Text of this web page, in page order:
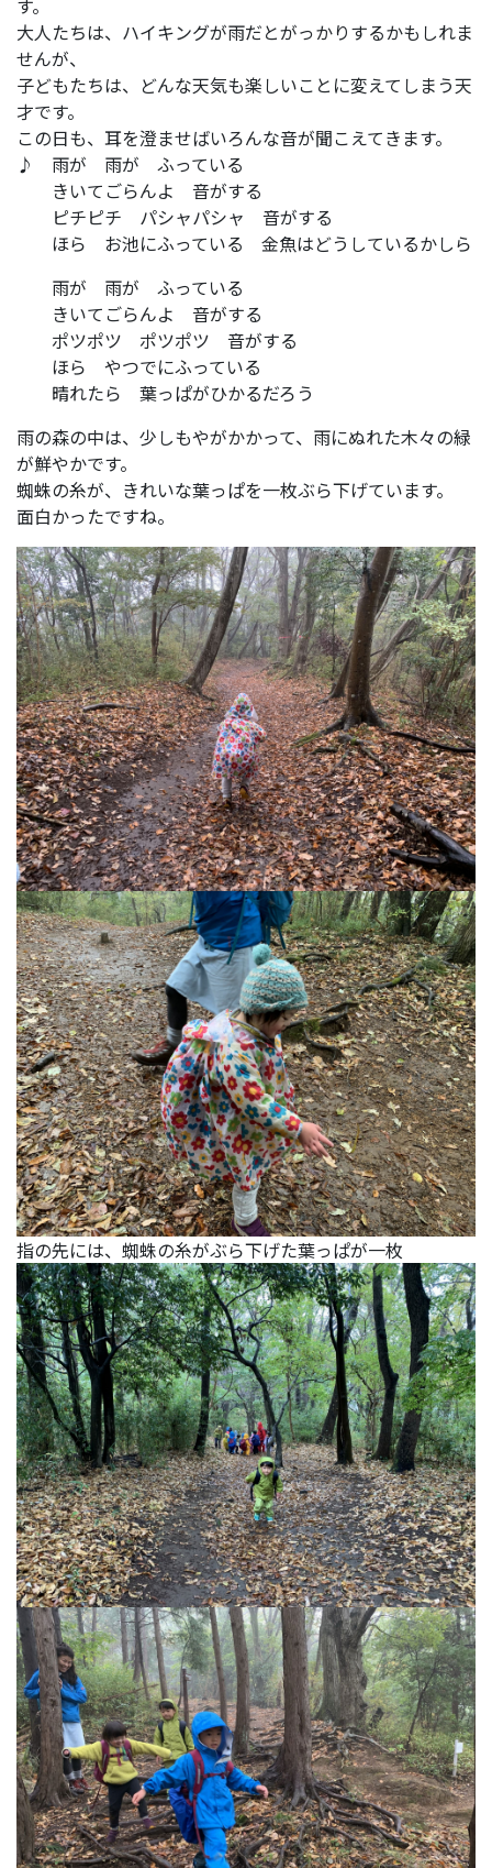
大人たちは、ハイキングが雨だとがっかりするかもしれま
せんが、
子どもたちは、どんな天気も楽しいことに変えてしまう天
才です。
この日も、耳を澄ませばいろんな音が聞こえてきます。
♪ 雨が 雨が ふっている
きいてごらんよ 音がする
ピチピチ パシャパシャ 音がする
ほら お池にふっている 金魚はどうしているかしら
雨が 雨が ふっている
きいてごらんよ 音がする
ポツポツ ポツポツ 音がする
ほら やつでにふっている
晴れたら 葉っぱがひかるだろう
雨の森の中は、少しもやがかかって、雨にぬれた木々の緑
が鮮やかです。
蜘蛛の糸が、きれいな葉っぱを一枚ぶら下げています。
面白かったですね。
指の先には、蜘蛛の糸がぶら下げた葉っぱが一枚